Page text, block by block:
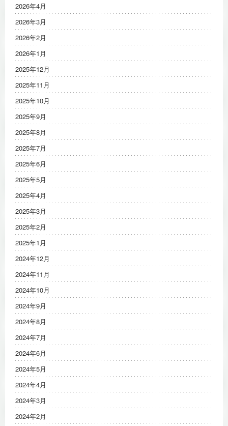
2026年4月
2026年3月
2026年2月
2026年1月
2025年12月
2025年11月
2025年10月
2025年9月
2025年8月
2025年7月
2025年6月
2025年5月
2025年4月
2025年3月
2025年2月
2025年1月
2024年12月
2024年11月
2024年10月
2024年9月
2024年8月
2024年7月
2024年6月
2024年5月
2024年4月
2024年3月
2024年2月